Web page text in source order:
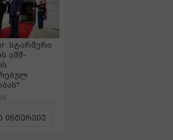
სტარმერი
აშშ-
ინტერვიუ